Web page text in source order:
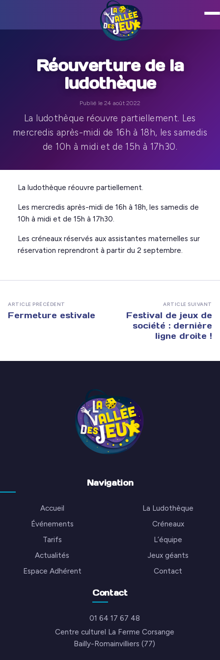
Réouverture de la
ludothèque
Publié le 24 août 2022
La ludothèque réouvre partiellement. Les
mercredis après-midi de 16h à 18h, les samedis
de 10h à midi et de 15h à 17h30.
La ludothèque réouvre partiellement.
Les mercredis après-midi de 16h à 18h, les samedis de
10h à midi et de 15h à 17h30.
Les créneaux réservés aux assistantes maternelles sur
réservation reprendront à partir du 2 septembre.
ARTICLE PRÉCÉDENT
Fermeture estivale
ARTICLE SUIVANT
Festival de jeux de
société : dernière
ligne droite !
Navigation
Accueil
La Ludothèque
Événements
Créneaux
Tarifs
L’équipe
Actualités
Jeux géants
Espace Adhérent
Contact
Contact
01 64 17 67 48
Centre culturel La Ferme Corsange
Bailly-Romainvilliers (77)